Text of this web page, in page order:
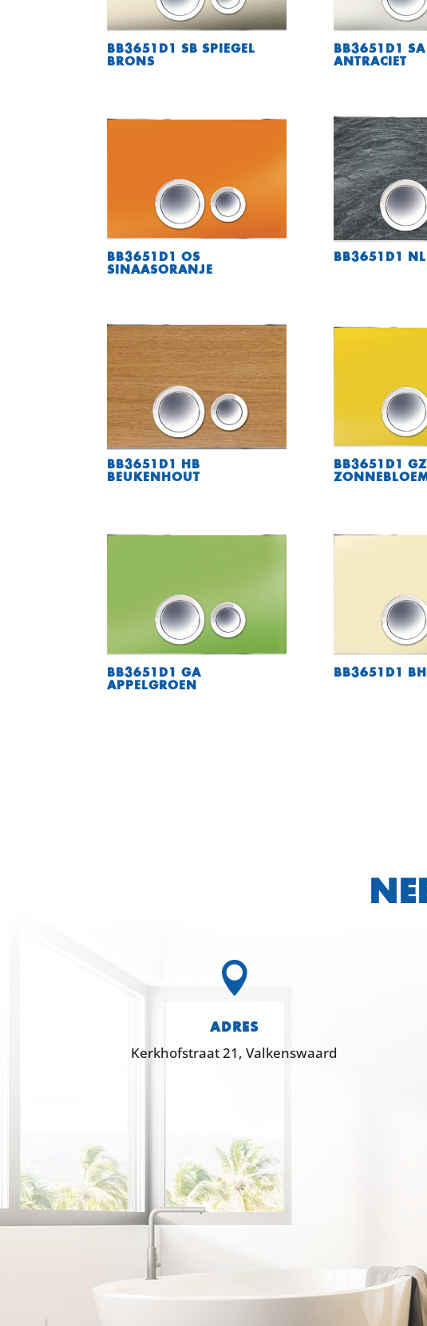
BB3651D1 SB SPIEGEL
BRONS
BB3651D1 SA
ANTRACIET
BB3651D1 OS
SINAASORANJE
BB3651D1 NL
BB3651D1 HB
BEUKENHOUT
BB3651D1 GZ
BB3651D1 GA
APPELGROEN
BB3651D1 BH

ADRES
Kerkhofstraat 21, Valkenswaard